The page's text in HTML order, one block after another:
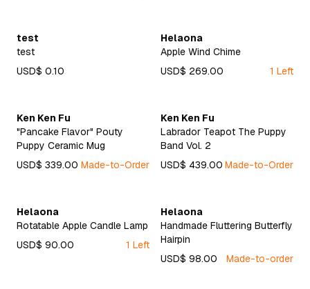
test
test
USD$ 0.10
Helaona
Apple Wind Chime
USD$ 269.00
1 Left
Ken Ken Fu
"Pancake Flavor" Pouty
Puppy Ceramic Mug
USD$ 339.00 Made-to-Order
Ken Ken Fu
Labrador Teapot The Puppy
Band Vol. 2
USD$ 439.00 Made-to-Order
Helaona
Rotatable Apple Candle Lamp
USD$ 90.00
1 Left
Helaona
Handmade Fluttering Butterfly
Hairpin
USD$ 98.00
Made-to-order